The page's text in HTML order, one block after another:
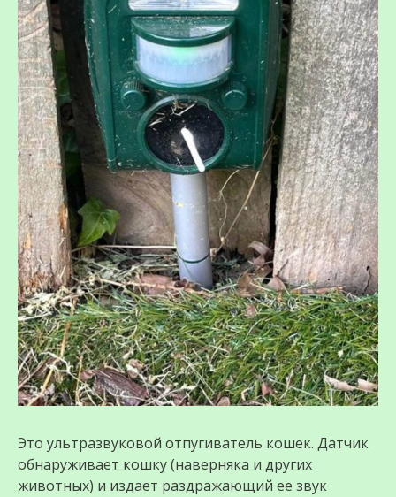
Это ультразвуковой отпугиватель кошек. Датчик
обнаруживает кошку (наверняка и других
животных) и издает раздражающий ее звук